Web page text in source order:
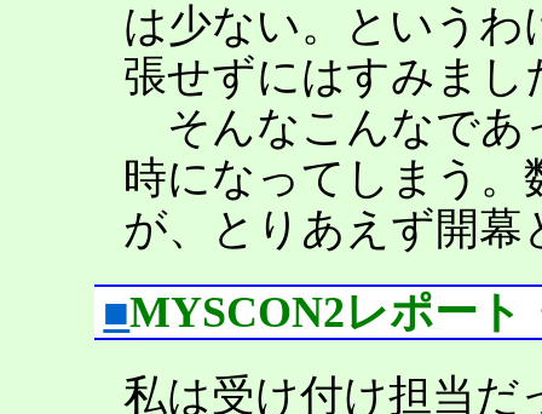
は少ない。という
張せずにはすみまし
そんなこんなであ
時になってしまう
が、とりあえず開
■MYSCON2レポート
私は受け付け担当だ